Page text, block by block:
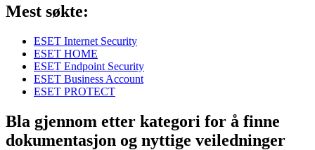
Mest søkte:
ESET Internet Security
ESET HOME
ESET Endpoint Security
ESET Business Account
ESET PROTECT
Bla gjennom etter kategori for å finne
dokumentasjon og nyttige veiledninger